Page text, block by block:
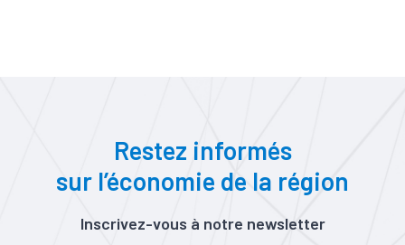
Restez informés
sur l’économie de la région
Inscrivez-vous à notre newsletter